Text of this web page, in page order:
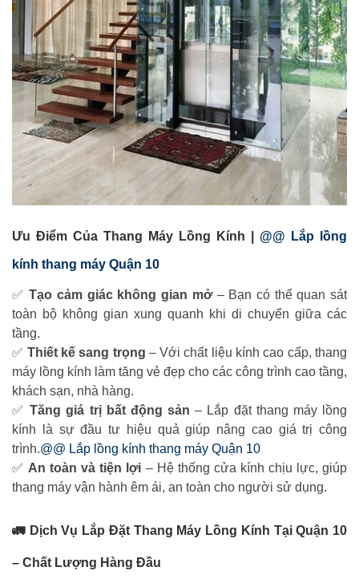
Ưu Điểm Của Thang Máy Lồng Kính | @@ Lắp lồng
kính thang máy Quận 10
✅Tạo cảm giác không gian mở– Bạn có thể quan sát
toàn bộ không gian xung quanh khi di chuyển giữa các
tầng.
✅ Thiết kế sang trọng – Với chất liệu kính cao cấp, thang
máy lồng kính làm tăng vẻ đẹp cho các công trình cao tầng,
khách sạn, nhà hàng.
✅Tăng giá trị bất động sản – Lắp đặt thang máy lồng
kính là sự đầu tư hiệu quả giúp nâng cao giá trị công
trình.@@ Lắp lồng kính thang máy Quận 10
✅ An toàn và tiện lợi – Hệ thống cửa kính chịu lực, giúp
thang máy vận hành êm ái, an toàn cho người sử dụng.
🚛 Dịch Vụ Lắp Đặt Thang Máy Lồng Kính Tại Quận 10
– Chất Lượng Hàng Đầu